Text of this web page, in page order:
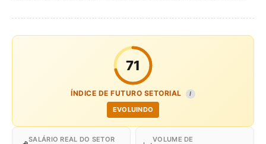
71
ÍNDICE DE FUTURO SETORIAL I
EVOLUINDO
SALÁRIO REAL DO SETOR VOLUME DE